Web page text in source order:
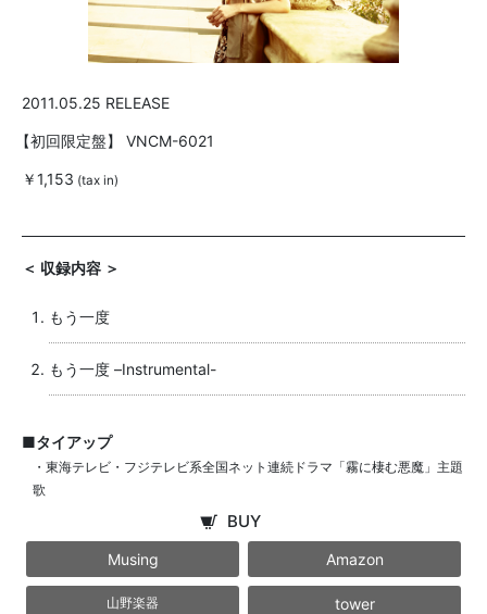
2011.05.25 RELEASE
【初回限定盤】 VNCM-6021
￥1,153 (tax in)
＜ 収録内容 ＞
もう一度
もう一度 –Instrumental-
■タイアップ
・東海テレビ・フジテレビ系全国ネット連続ドラマ「霧に棲む悪魔」主題
歌
BUY
Musing Amazon
山野楽器 tower